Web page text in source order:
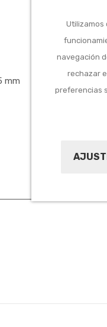
Utilizamos
navegación
rechazar
preferencias